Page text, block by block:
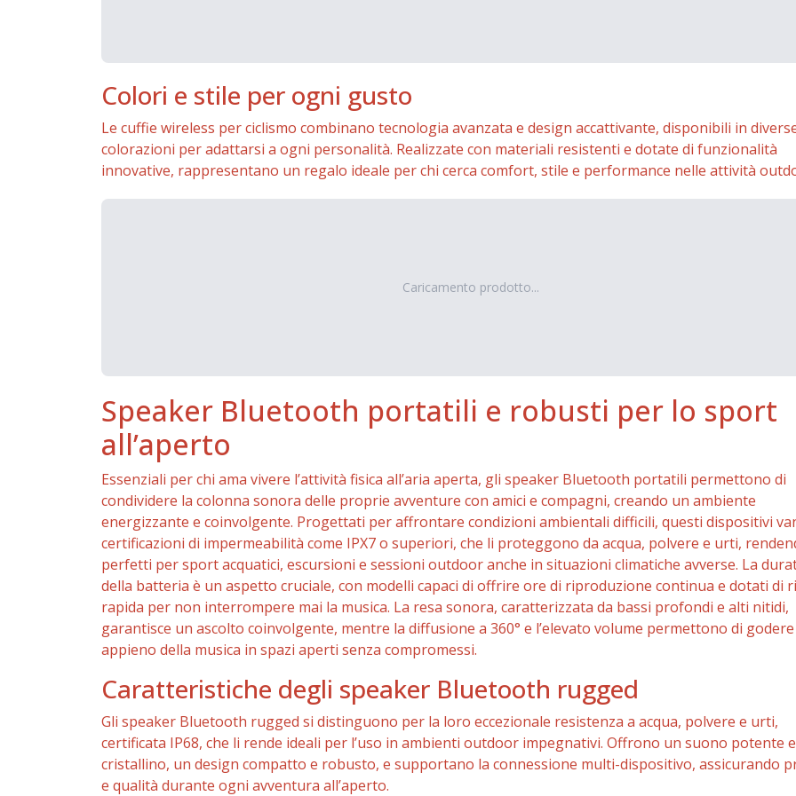
Colori e stile per ogni gusto
Le cuffie wireless per ciclismo combinano tecnologia avanzata e design accattivante, disponibili in
colorazioni per adattarsi a ogni personalità. Realizzate con materiali resistenti e dotate di funzionalità
innovative, rappresentano un regalo ideale per chi cerca comfort, stile e performance nelle attività
Caricamento prodotto...
Speaker Bluetooth portatili e robusti per lo sport
all’aperto
Essenziali per chi ama vivere l’attività fisica all’aria aperta, gli speaker Bluetooth portatili permettono di
condividere la colonna sonora delle proprie avventure con amici e compagni, creando un ambiente
energizzante e coinvolgente. Progettati per affrontare condizioni ambientali difficili, questi dispositivi
certificazioni di impermeabilità come IPX7 o superiori, che li proteggono da acqua, polvere e urti,
perfetti per sport acquatici, escursioni e sessioni outdoor anche in situazioni climatiche avverse. La
della batteria è un aspetto cruciale, con modelli capaci di offrire ore di riproduzione continua e dotati di
rapida per non interrompere mai la musica. La resa sonora, caratterizzata da bassi profondi e alti nitidi,
garantisce un ascolto coinvolgente, mentre la diffusione a 360° e l’elevato volume permettono di godere
appieno della musica in spazi aperti senza compromessi.
Caratteristiche degli speaker Bluetooth rugged
Gli speaker Bluetooth rugged si distinguono per la loro eccezionale resistenza a acqua, polvere e urti,
certificata IP68, che li rende ideali per l’uso in ambienti outdoor impegnativi. Offrono un suono potente e
cristallino, un design compatto e robusto, e supportano la connessione multi-dispositivo, assicurando
e qualità durante ogni avventura all’aperto.